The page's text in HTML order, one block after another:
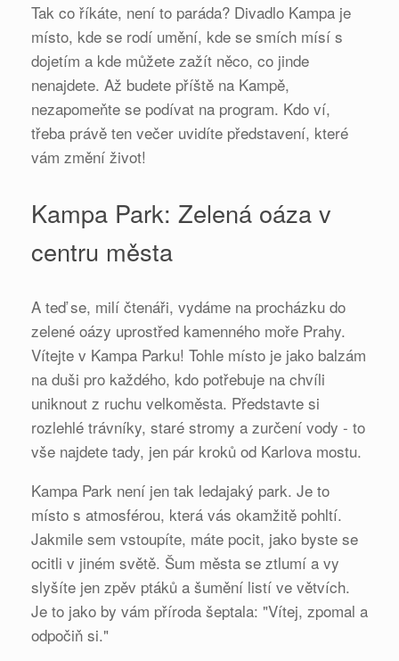
Tak co říkáte, není to paráda? Divadlo Kampa je
místo, kde se rodí umění, kde se smích mísí s
dojetím a kde můžete zažít něco, co jinde
nenajdete. Až budete příště na Kampě,
nezapomeňte se podívat na program. Kdo ví,
třeba právě ten večer uvidíte představení, které
vám změní život!
Kampa Park: Zelená oáza v
centru města
A teď se, milí čtenáři, vydáme na procházku do
zelené oázy uprostřed kamenného moře Prahy.
Vítejte v Kampa Parku! Tohle místo je jako balzám
na duši pro každého, kdo potřebuje na chvíli
uniknout z ruchu velkoměsta. Představte si
rozlehlé trávníky, staré stromy a zurčení vody - to
vše najdete tady, jen pár kroků od Karlova mostu.
Kampa Park není jen tak ledajaký park. Je to
místo s atmosférou, která vás okamžitě pohltí.
Jakmile sem vstoupíte, máte pocit, jako byste se
ocitli v jiném světě. Šum města se ztlumí a vy
slyšíte jen zpěv ptáků a šumění listí ve větvích.
Je to jako by vám příroda šeptala: "Vítej, zpomal a
odpočiň si."